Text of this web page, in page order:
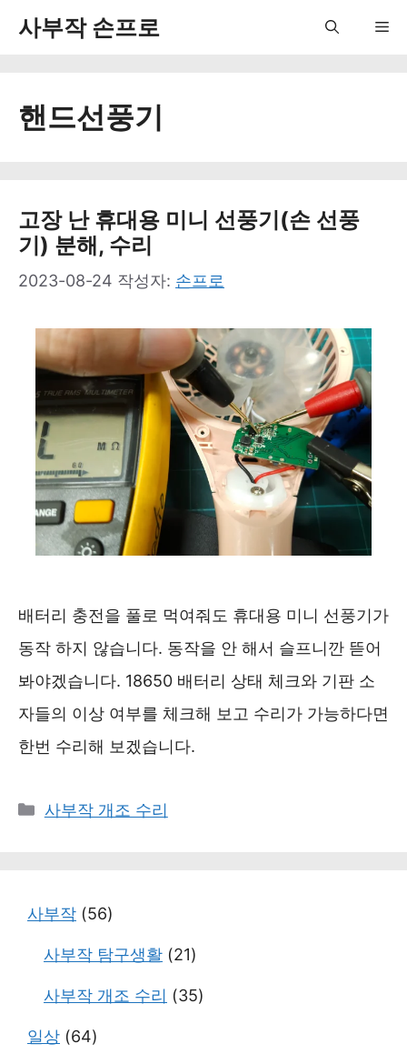
사부작 손프로
핸드선풍기
고장 난 휴대용 미니 선풍기(손 선풍
기) 분해, 수리
2023-08-24 작성자: 손프로
배터리 충전을 풀로 먹여줘도 휴대용 미니 선풍기가
동작 하지 않습니다. 동작을 안 해서 슬프니깐 뜯어
봐야겠습니다. 18650 배터리 상태 체크와 기판 소
자들의 이상 여부를 체크해 보고 수리가 가능하다면
한번 수리해 보겠습니다.
카
사부작 개조 수리
사부작 (56)
사부작 탐구생활 (21)
사부작 개조 수리 (35)
일상 (64)